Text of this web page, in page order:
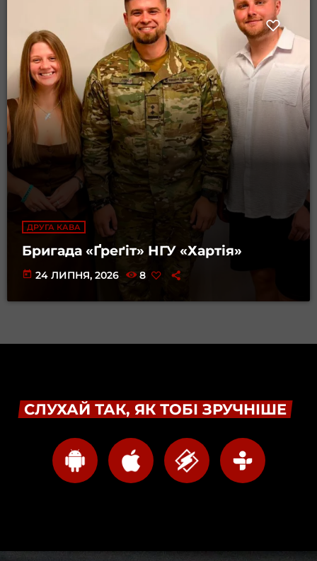
ДРУГА КАВА
Бригада «Ґреґіт» НГУ «Хартія»
today 24 ЛИПНЯ, 2026 8
СЛУХАЙ ТАК, ЯК ТОБІ ЗРУЧНІШЕ